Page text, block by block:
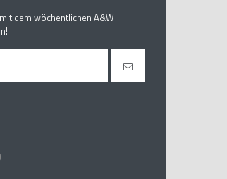
dem wöchentlichen A&W